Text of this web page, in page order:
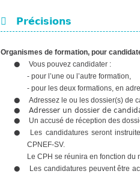
Précisions
Organismes de formation, pour
Vous pouvez candidater :
- pour l’une ou l’autre formation,
- pour les deux formations, en
Adressez le ou les dossier(s) de
Adresser un dossier de
Un accusé de réception des
Les candidatures seront
CPNEF-SV.
Le CPH se réunira en fonction du
Les candidatures peuvent être